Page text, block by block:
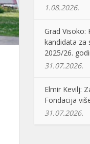
1.08.2026.
Grad Visoko:
kandidata za
2025/26.
31.07.2026.
Elmir Kevilj:
Fondacija
31.07.2026.